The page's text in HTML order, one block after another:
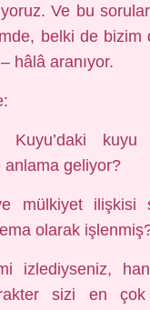
Ve bu
belki de bizim
hâlâ aranıyor.
kuyu
anlama geliyor?
mülkiyet ilişkisi
olarak
izlediyseniz,
sizi en çok